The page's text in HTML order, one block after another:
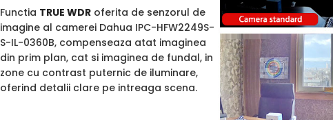
Functia TRUE WDR oferita de senzorul de
imagine al camerei Dahua IPC-HFW2249S-
S-IL-0360B, compenseaza atat imaginea
din prim plan, cat si imaginea de fundal, in
zone cu contrast puternic de iluminare,
oferind detalii clare pe intreaga scena.